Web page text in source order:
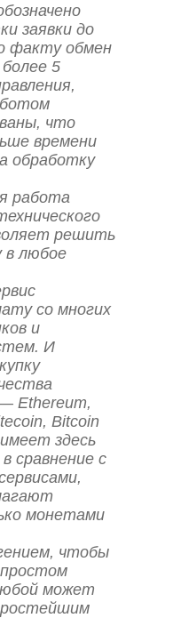
заявки до
факту обмен
5
что
времени
обработку
работа
решить
в любое
со многих
и
И
Ethereum,
Bitcoin
здесь
сравнение с
монетами
чтобы
может